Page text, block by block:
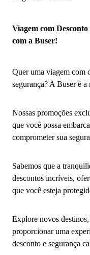
Viagem com
com a Buser!
Quer uma viagem com
segurança? A Buser é a
Nossas promoções
que você possa
comprometer sua
Sabemos que a
descontos incríveis,
que você esteja
Explore novos
proporcionar uma
desconto e segurança